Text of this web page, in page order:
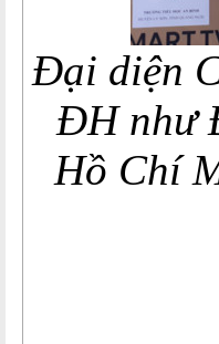
Đại diện
ĐH như
Hồ Chí